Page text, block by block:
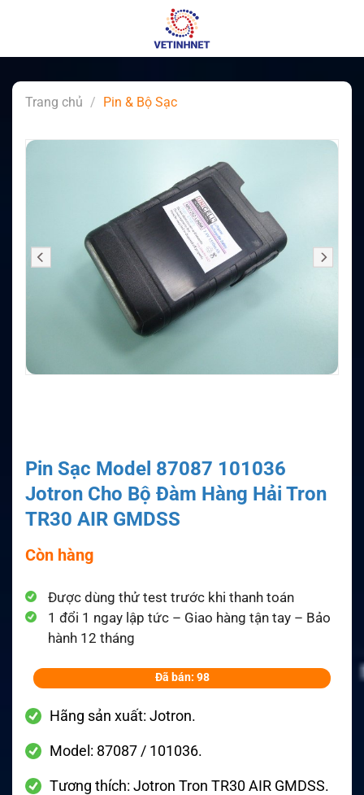
Trang chủ / Pin & Bộ Sạc
Pin Sạc Model 87087 101036
Jotron Cho Bộ Đàm Hàng Hải Tron
TR30 AIR GMDSS
Còn hàng
Được dùng thử test trước khi thanh toán
1 đổi 1 ngay lập tức – Giao hàng tận tay – Bảo
hành 12 tháng
Đã bán: 98
Hãng sản xuất: Jotron.
Model: 87087 / 101036.
Tương thích: Jotron Tron TR30 AIR GMDSS.